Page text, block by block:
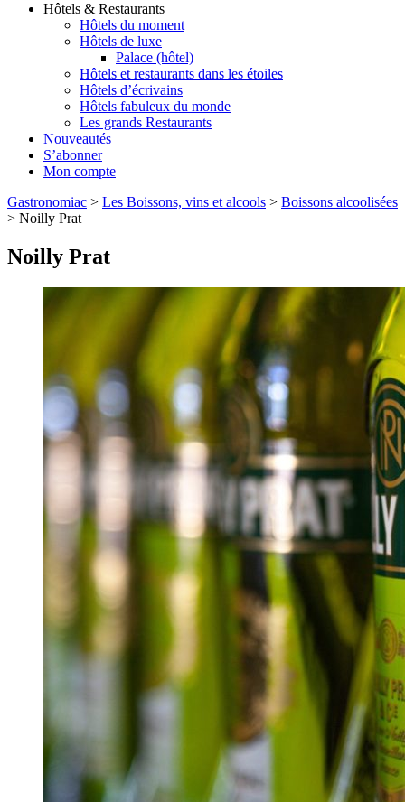
Hôtels & Restaurants
Hôtels du moment
Hôtels de luxe
Palace (hôtel)
Hôtels et restaurants dans les étoiles
Hôtels d’écrivains
Hôtels fabuleux du monde
Les grands Restaurants
Nouveautés
S’abonner
Mon compte
Gastronomiac > Les Boissons, vins et alcools > Boissons alcoolisées
> Noilly Prat
Noilly Prat